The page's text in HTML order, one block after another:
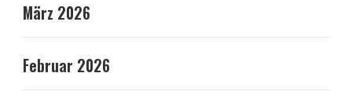
März 2026
Februar 2026